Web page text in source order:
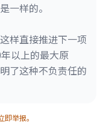
一样的。
样直接推进下一项
以上的最大原
了这种不负责任的
举报。